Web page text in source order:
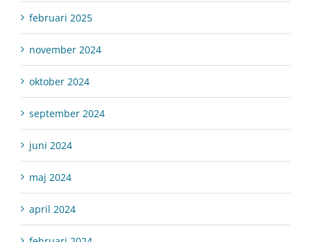
februari 2025
november 2024
oktober 2024
september 2024
juni 2024
maj 2024
april 2024